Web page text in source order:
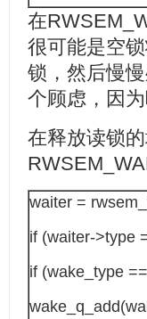
在
很可能是空
锁，然后慢
个顾虑，因
在释放读锁
waiter =
if (waiter->type
if (wake_type